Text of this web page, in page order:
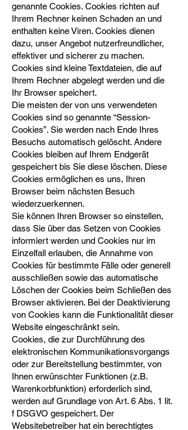
genannte Cookies. Cookies richten auf
Ihrem Rechner keinen Schaden an und
enthalten keine Viren. Cookies dienen
dazu, unser Angebot nutzerfreundlicher,
effektiver und sicherer zu machen.
Cookies sind kleine Textdateien, die auf
Ihrem Rechner abgelegt werden und die
Ihr Browser speichert.
Die meisten der von uns verwendeten
Cookies sind so genannte “Session-
Cookies”. Sie werden nach Ende Ihres
Besuchs automatisch gelöscht. Andere
Cookies bleiben auf Ihrem Endgerät
gespeichert bis Sie diese löschen. Diese
Cookies ermöglichen es uns, Ihren
Browser beim nächsten Besuch
wiederzuerkennen.
Sie können Ihren Browser so einstellen,
dass Sie über das Setzen von Cookies
informiert werden und Cookies nur im
Einzelfall erlauben, die Annahme von
Cookies für bestimmte Fälle oder generell
ausschließen sowie das automatische
Löschen der Cookies beim Schließen des
Browser aktivieren. Bei der Deaktivierung
von Cookies kann die Funktionalität dieser
Website eingeschränkt sein.
Cookies, die zur Durchführung des
elektronischen Kommunikationsvorgangs
oder zur Bereitstellung bestimmter, von
Ihnen erwünschter Funktionen (z.B.
Warenkorbfunktion) erforderlich sind,
werden auf Grundlage von Art. 6 Abs. 1 lit.
f DSGVO gespeichert. Der
Websitebetreiber hat ein berechtigtes